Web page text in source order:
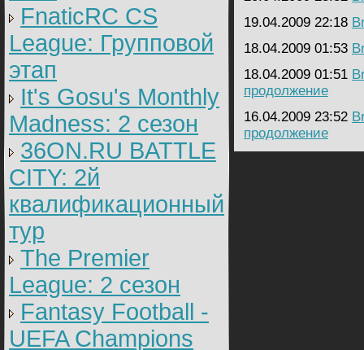
FnaticRC CS
League: Групповой
этап
It's Gosu's Monthly
Madness: 2 сезон
36ON.RU BATTLE
CITY: 2й
квалификационный
тур
The Premier
League: 2 cезон
Fantasy Football -
UEFA Champions
19.04.2009 22:18
18.04.2009 01:53
18.04.2009 01:51
продолжение
16.04.2009 23:52
продолжение